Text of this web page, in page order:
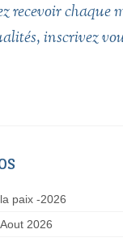
recevoir chaque
inscrivez
paix -2026
2026